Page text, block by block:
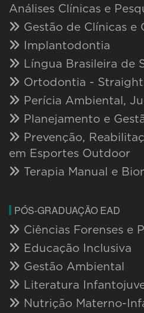
Análises Clínicas e
Gestão de Clínicas e
Implantodontia
Língua Brasileira de
Ortodontia -
Perícia Ambiental,
Planejamento e
Prevenção,
em Esportes Outdoor
Terapia Manual e
PÓS-GRADUAÇÃO EAD
Ciências Forenses e
Educação Inclusiva
Gestão Ambiental
Literatura
Nutrição Materno-